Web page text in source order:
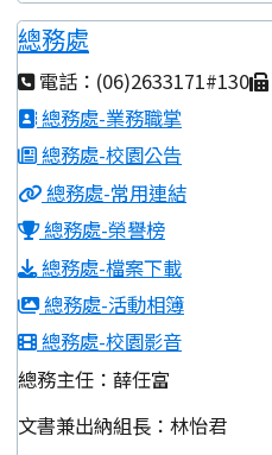
總務處
電話：(06)2633171#130
總務處-業務職掌
總務處-校園公告
總務處-常用連結
總務處-榮譽榜
總務處-檔案下載
總務處-活動相簿
總務處-校園影音
總務主任：薛任富
文書兼出納組長：林怡君